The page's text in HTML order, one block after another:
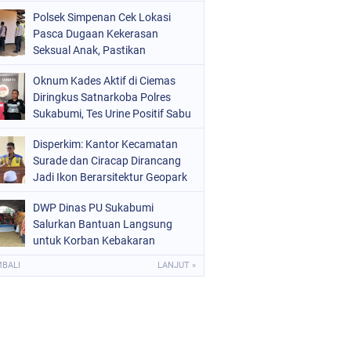
Polsek Simpenan Cek Lokasi
Pasca Dugaan Kekerasan
Seksual Anak, Pastikan
Oknum Kades Aktif di Ciemas
Diringkus Satnarkoba Polres
Sukabumi, Tes Urine Positif Sabu
Disperkim: Kantor Kecamatan
Surade dan Ciracap Dirancang
Jadi Ikon Berarsitektur Geopark
DWP Dinas PU Sukabumi
Salurkan Bantuan Langsung
untuk Korban Kebakaran
LANJUT »